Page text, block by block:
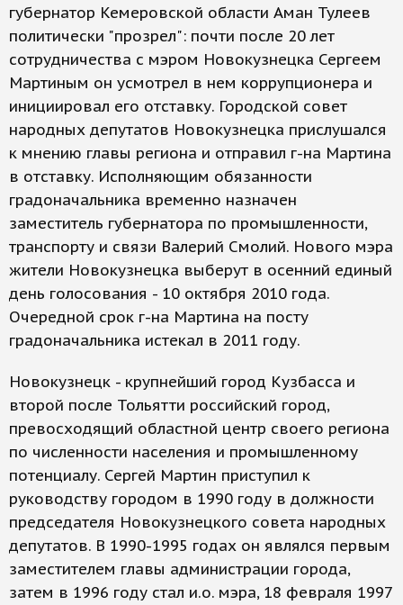
губернатор Кемеровской области Аман Тулеев
политически "прозрел": почти после 20 лет
сотрудничества с мэром Новокузнецка Сергеем
Мартиным он усмотрел в нем коррупционера и
инициировал его отставку. Городской совет
народных депутатов Новокузнецка прислушался
к мнению главы региона и отправил г-на Мартина
в отставку. Исполняющим обязанности
градоначальника временно назначен
заместитель губернатора по промышленности,
транспорту и связи Валерий Смолий. Нового мэра
жители Новокузнецка выберут в осенний единый
день голосования - 10 октября 2010 года.
Очередной срок г-на Мартина на посту
градоначальника истекал в 2011 году.
Новокузнецк - крупнейший город Кузбасса и
второй после Тольятти российский город,
превосходящий областной центр своего региона
по численности населения и промышленному
потенциалу. Сергей Мартин приступил к
руководству городом в 1990 году в должности
председателя Новокузнецкого совета народных
депутатов. В 1990-1995 годах он являлся первым
заместителем главы администрации города,
затем в 1996 году стал и.о. мэра, 18 февраля 1997